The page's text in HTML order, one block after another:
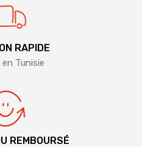
RAPIDE
Tunisie
REMBOURSÉ